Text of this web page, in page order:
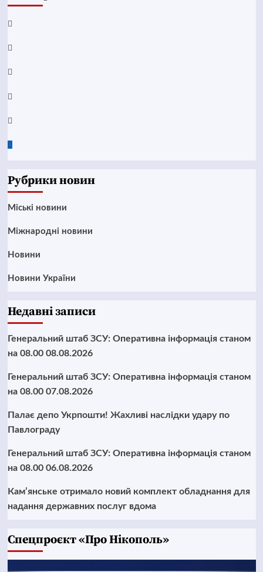
Facebook
YouTube
Telegram
Instagram
Twitter
Google
Рубрики новин
Mіські новини
Міжнародні новини
Новини
Новини України
Недавні записи
Генеральний штаб ЗСУ: Оперативна інформація станом
на 08.00 08.08.2026
Генеральний штаб ЗСУ: Оперативна інформація станом
на 08.00 07.08.2026
Палає депо Укрпошти! Жахливі наслідки удару по
Павлограду
Генеральний штаб ЗСУ: Оперативна інформація станом
на 08.00 06.08.2026
Кам’янське отримало новий комплект обладнання для
надання державних послуг вдома
Cпецпроєкт «Про Нікополь»